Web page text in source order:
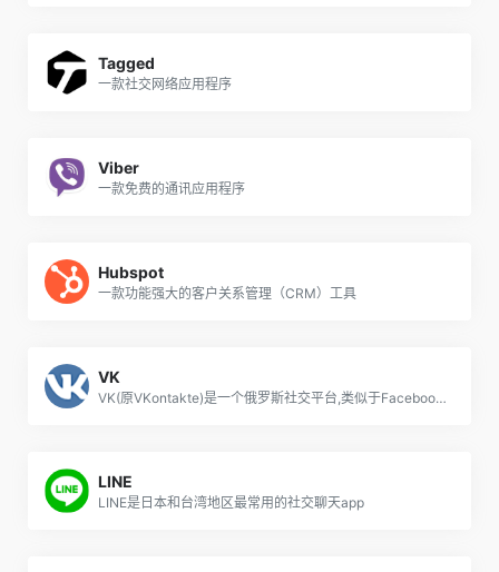
Tagged
一款社交网络应用程序
Viber
一款免费的通讯应用程序
Hubspot
一款功能强大的客户关系管理（CRM）工具
VK
VK(原VKontakte)是一个俄罗斯社交平台,类似于Facebook、INS,由于其设计风格以及功能都与美国Facebook十分相似,因此VK也经常被称为“克隆Facebook”。
LINE
LINE是日本和台湾地区最常用的社交聊天app